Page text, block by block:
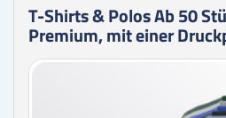
T-Shirts & Polos Ab 50
Premium, mit einer
Zum
Zum